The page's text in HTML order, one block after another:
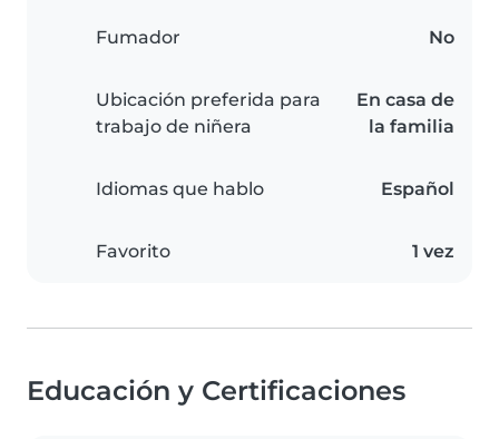
Fumador No
Ubicación preferida para
trabajo de niñera
En casa de
la familia
Idiomas que hablo Español
Favorito 1 vez
Educación y Certificaciones